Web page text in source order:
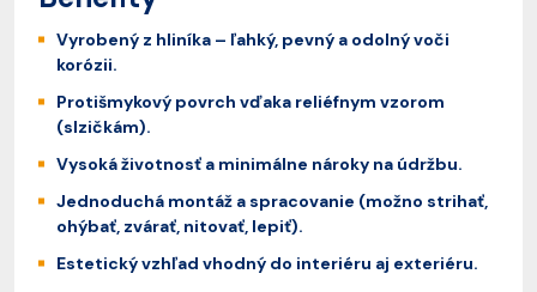
Vyrobený z hliníka – ľahký, pevný a odolný voči
korózii.
Protišmykový povrch vďaka reliéfnym vzorom
(slzičkám).
Vysoká životnosť a minimálne nároky na údržbu.
Jednoduchá montáž a spracovanie (možno strihať,
ohýbať, zvárať, nitovať, lepiť).
Estetický vzhľad vhodný do interiéru aj exteriéru.